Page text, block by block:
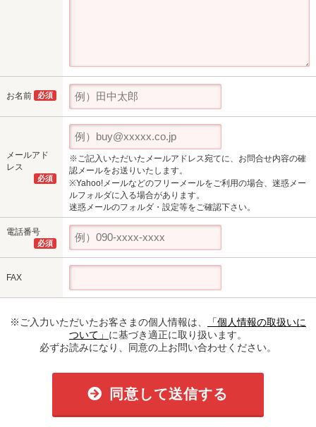
お名前 必須
メールアド
レス
必須
※ご記入いただいたメールアドレス宛てに、お問合せ内容の確
認メールをお送りいたします。
※Yahoo!メールなどのフリーメールをご利用の場合、迷惑メー
ルフォルダに入る場合があります。
迷惑メールのフォルダ・設定等をご確認下さい。
電話番号
必須
FAX
※ご入力いただいたお客さまの個人情報は、
「個人情報の取扱いに
ついて」 に基づき適正に取り扱います。
必ずお読みになり、同意の上お問い合わせください。
同意して送信する